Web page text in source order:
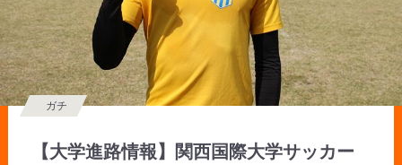
【大学進路情報】関西国際大学サッカー
ガチ